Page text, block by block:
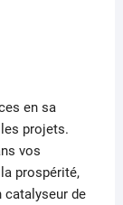
en sa
projets.
vos
prospérité,
catalyseur de